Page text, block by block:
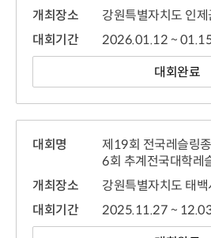
개최장소
강원특별자치도 인
대회기간
2026.01.12 ~
대회완료
대회명
제19회 전국레슬링
6회 추계전국대학레
개최장소
강원특별자치도 태
대회기간
2025.11.27 ~